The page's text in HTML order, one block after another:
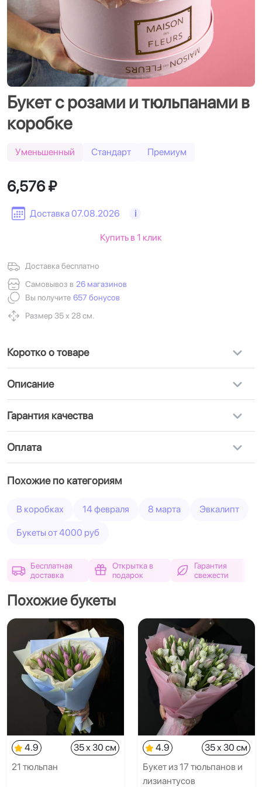
Букет с розами и тюльпанами в
коробке
Уменьшенный Стандарт Премиум
Доставка 07.08.2026 i
6,576 ₽
Доставка бесплатно
Самовывоз в 26 магазинов
Вы получите 657 бонусов
Размер 35 х 28 см.
Купить в 1 клик
Коротко о товаре
Описание
Гарантия качества
Оплата
Похожие по категориям
В коробках 14 февраля 8 марта Эвкалипт
Букеты от 4000 руб
Бесплатная
доставка
Открытка в
подарок
Гарантия
свежести
Похожие букеты
4.9
35 x 30 см
21 тюльпан
4.9
35 x 30 см
Букет из 17 тюльпанов и
лизиантусов